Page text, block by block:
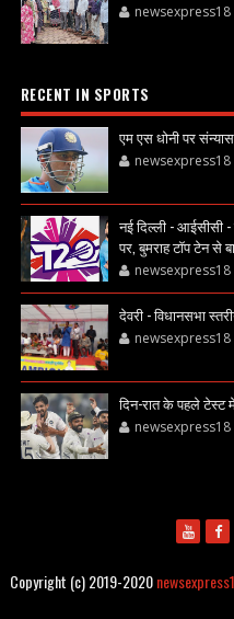
newsexpress18
RECENT IN SPORTS
एम एस धोनी पर
newsexpress18
नई दिल्ली - आईसीसी -
पर, बुमराह टॉप टेन से
newsexpress18
देवरी - विधानसभा
newsexpress18
दिन-रात के पहले टेस्ट
newsexpress18
Copyright (c) 2019-2020